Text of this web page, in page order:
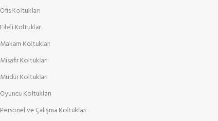
Ofis Koltukları
Fileli Koltuklar
Makam Koltukları
Misafir Koltukları
Müdür Koltukları
Oyuncu Koltukları
Personel ve Çalışma Koltukları